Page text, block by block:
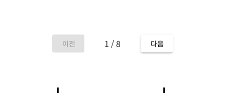
이전 1 / 8 다음